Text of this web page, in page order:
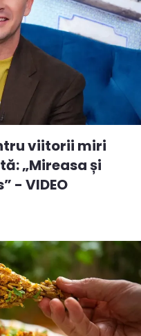
viitorii miri
„Mireasa și
- VIDEO